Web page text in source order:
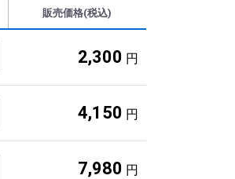
販売価格(税込)
2,300 円
4,150 円
7,980 円